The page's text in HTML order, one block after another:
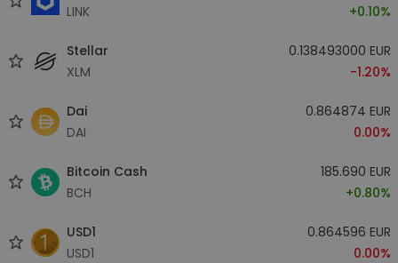
LINK
+0.10%
Stellar
XLM
0.138493000 EUR
-1.20%
Dai
DAI
0.864874 EUR
0.00%
Bitcoin Cash
BCH
185.690 EUR
+0.80%
USD1
USD1
0.864596 EUR
0.00%